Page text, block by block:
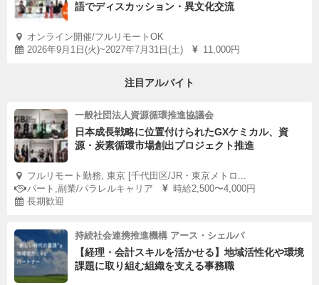
語でディスカッション・異文化交流
オンライン開催/フルリモートOK
2026年9月1日(火)~2027年7月31日(土)
11,000円
注目アルバイト
一般社団法人資源循環推進協議会
日本成長戦略に位置付けられたGXケミカル、資
源・炭素循環市場創出プロジェクト推進
フルリモート勤務, 東京 [千代田区/JR・東京メトロ...
パート,副業/パラレルキャリア
時給2,500〜4,000円
長期歓迎
持続社会連携推進機構 アース・シェルパ
【経理・会計スキルを活かせる】地域活性化や環境
課題に取り組む組織を支える事務職